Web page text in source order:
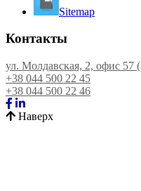
Sitemap
Контакты
ул. Молдавская, 2, офис 57
+38 044 500 22 45
+38 044 500 22 46
Наверх